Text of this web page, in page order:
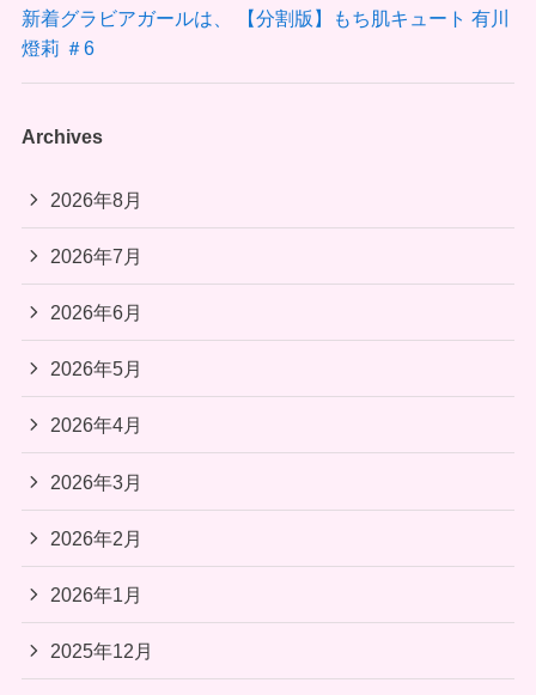
新着グラビアガールは、 【分割版】もち肌キュート 有川
燈莉 ＃6
Archives
2026年8月
2026年7月
2026年6月
2026年5月
2026年4月
2026年3月
2026年2月
2026年1月
2025年12月